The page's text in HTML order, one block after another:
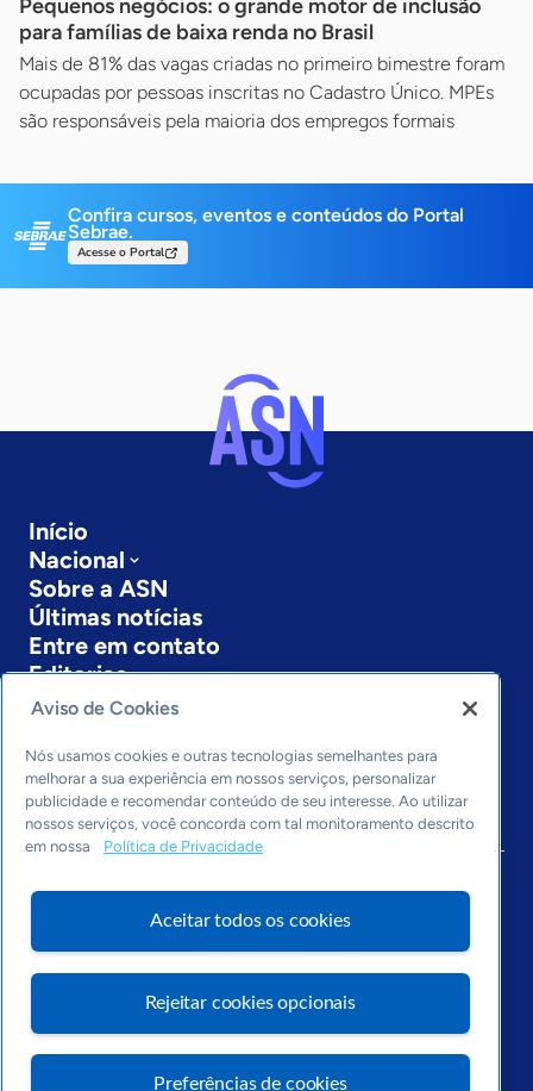
Pequenos negócios: o grande motor de inclusão
para famílias de baixa renda no Brasil
Mais de 81% das vagas criadas no primeiro bimestre foram
ocupadas por pessoas inscritas no Cadastro Único. MPEs
são responsáveis pela maioria dos empregos formais
Confira cursos, eventos e conteúdos do Portal
Sebrae.
Acesse o Portal
Início
Nacional
Sobre a ASN
Últimas notícias
Entre em contato
Editorias
Economia & Política
Inovação & Tecnologia
Cultura empreendedora
Dados
Arquivo
Aviso de Cookies
Nós usamos cookies e outras tecnologias semelhantes para
melhorar a sua experiência em nossos serviços, personalizar
publicidade e recomendar conteúdo de seu interesse. Ao utilizar
nossos serviços, você concorda com tal monitoramento descrito
em nossa
Política de Privacidade
Aceitar todos os cookies
Rejeitar cookies opcionais
Preferências de cookies